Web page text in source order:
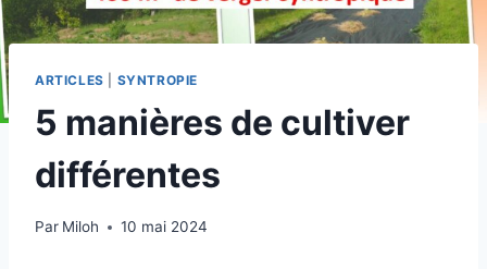
ARTICLES SYNTROPIE
5 manières de cultiver
différentes
Par Miloh 10 mai 2024